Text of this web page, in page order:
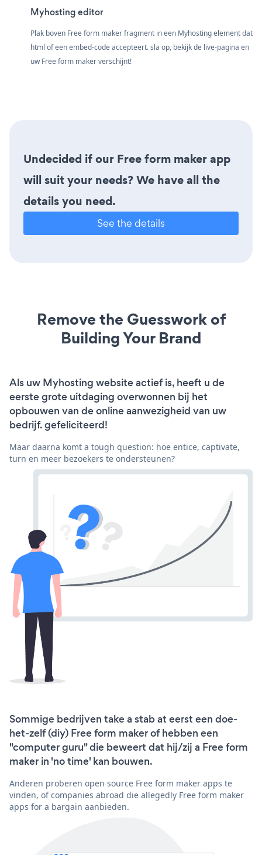
Myhosting editor
Plak boven Free form maker fragment in een Myhosting element dat
html of een embed-code accepteert. sla op, bekijk de live-pagina en
uw Free form maker verschijnt!
Undecided if our Free form maker app
will suit your needs? We have all the
details you need.
See the details
Remove the Guesswork of
Building Your Brand
Als uw Myhosting website actief is, heeft u de
eerste grote uitdaging overwonnen bij het
opbouwen van de online aanwezigheid van uw
bedrijf. gefeliciteerd!
Maar daarna komt a tough question: hoe entice, captivate,
turn en meer bezoekers te ondersteunen?
Sommige bedrijven take a stab at eerst een doe-
het-zelf (diy) Free form maker of hebben een
"computer guru" die beweert dat hij/zij a Free form
maker in 'no time' kan bouwen.
Anderen proberen open source Free form maker apps te
vinden, of companies abroad die allegedly Free form maker
apps for a bargain aanbieden.